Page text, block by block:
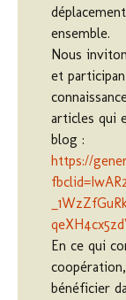
ensemble.
Nous
et
articles qui
blog :
https://
En ce qui
bénéficier